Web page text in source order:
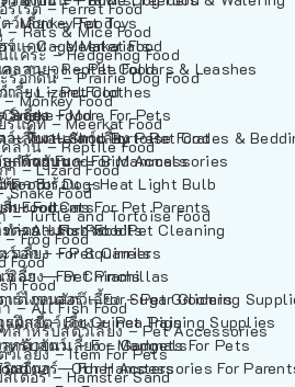
ร์เร็ต – Ferret Food
– Rats & Mice Food
แคระ – Hedgehog Food
รอกดิน – Prairie Dog Food
Monkey Food
ร์แคท – Meerkat Food
ลาน – Reptile Food
า – Lizard Food
Snake Food
– Turtle and Tortoise Food
Frog Food
Food
Food
– All Fish Food
ำหรับสัตว์เลี้ยง – Pet Accessories
เลี้ยง – Item For Pets
เตอร์ – Hamster Sand
Monkey Food
ร์แคท – Meerkat Food
ลาน – Reptile Food
า – Lizard Food
Snake Food
– Turtle and Tortoise Food
Frog Food
Food
Food
– All Fish Food
ว์เลี้ยง – Pet Toys
ง – Cage Materials
ะสายจูง – Pet Collars & Leashes
เลี้ยง – Pet Clothes
เลี้ยง – More For Pets
ะที่นอนสัตว์เลี้ยง – Pet Crates &
สำหรับนก – Bird Accessories
ความร้อน – Heat Light Bulb
ยง – Items For Pet Parents
ำความสะอาด – Pet Cleaning
ว์เลี้ยง – Pet Carriers
เลี้ยง – Pet Prams
ต่งขนสัตว์เลี้ยง – Pet Grooming
ฝึกสัตว์เลี้ยง – Pet Training Supplies
หรับสัตว์เลี้ยง – Gadgets For Pets
มอื่นๆ – Other Accessories For
เลี้ยง – Shop By Pet
กด้วยนม – For Mammals
– For Dogs
– For Cats
ต่าย – For Rabbits
รอก – For Squirrels
ล่า – For Chinchillas
ร์ไกลเดอร์ – For Sugar Gliders
กสบี้ – For Guinea Pigs
กด้วยนม – For Mammals
สเตอร์ – For Hamsters